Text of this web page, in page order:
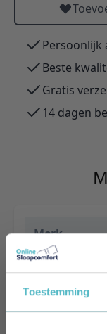
Toestemming
Persoonlijk
Beste
Gratis
14 dagen
Merk
Innovation
EAN